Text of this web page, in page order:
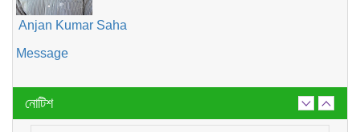
Anjan Kumar Saha
Message
নোটিশ